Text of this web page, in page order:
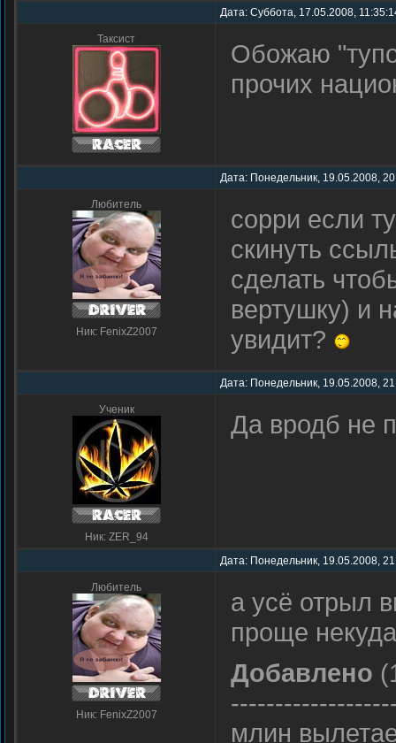
Дата: Суббота, 17.05.2008,
Таксист
Обожаю
прочих
Дата: Понедельник, 19.05.2008,
Любитель
Ник: FenixZ2007
сорри если
скинуть
сделать
вертушку) и
увидит?
Дата: Понедельник, 19.05.2008,
Ученик
Ник: ZER_94
Да вродб не
Дата: Понедельник, 19.05.2008,
Любитель
Ник: FenixZ2007
а усё отрыл
проще
Добавлено
млин